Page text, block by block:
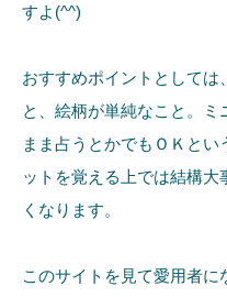
すよ(^^)
おすすめポイントとして
と、絵柄が単純なこと。
まま占うとかでもＯＫと
ットを覚える上では結構
くなります。
このサイトを見て愛用者